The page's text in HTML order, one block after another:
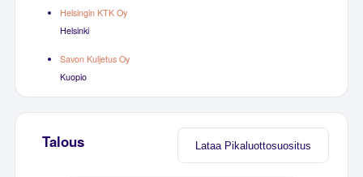
Helsingin KTK Oy
Helsinki
Savon Kuljetus Oy
Kuopio
Lataa Pikaluottosuositus
Talous